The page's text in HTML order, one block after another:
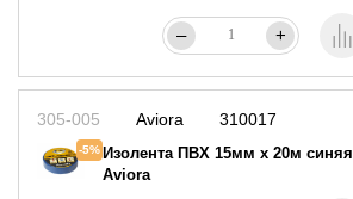
– +
310017
305-005
-5%Изолента ПВХ 15мм х 20м синяя
Aviora
Aviora